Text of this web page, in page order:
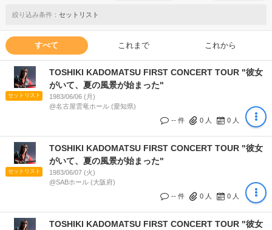
セットリスト
すべて これまで これから
セットリスト
TOSHIKI KADOMATSU FIRST CONCERT TOUR "彼女
がいて、夏の風景が始まった"
1983/06/06 (月)
@名古屋雲竜ホール (愛知県)
-- 件
0 人 0 人
セットリスト
TOSHIKI KADOMATSU FIRST CONCERT TOUR "彼女
がいて、夏の風景が始まった"
1983/06/07 (火)
@SABホール (大阪府)
-- 件
0 人 0 人
TOSHIKI KADOMATSU FIRST CONCERT TOUR "彼女